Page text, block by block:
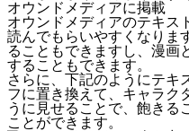
オウンドメディアに掲載
オウンドメディアのテキス
読んでもらいやすくなりま
ることもできますし、漫画
することもできます。
さらに、下記のようにテキ
フに置き換えて、キャラク
うに見せることで、飽きる
ことができます。